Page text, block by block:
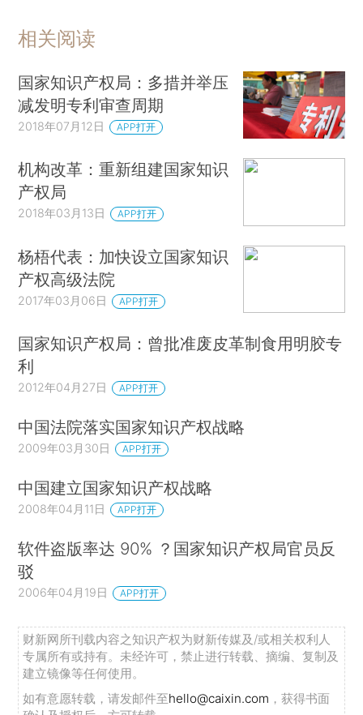
相关阅读
国家知识产权局：多措并举压
减发明专利审查周期
2018年07月12日 APP打开
机构改革：重新组建国家知识
产权局
2018年03月13日 APP打开
杨梧代表：加快设立国家知识
产权高级法院
2017年03月06日 APP打开
国家知识产权局：曾批准废皮革制食用明胶专
利
2012年04月27日 APP打开
中国法院落实国家知识产权战略
2009年03月30日 APP打开
中国建立国家知识产权战略
2008年04月11日 APP打开
软件盗版率达 90% ？国家知识产权局官员反
驳
2006年04月19日 APP打开
财新网所刊载内容之知识产权为财新传媒及/或相关权利人
专属所有或持有。未经许可，禁止进行转载、摘编、复制及
建立镜像等任何使用。
如有意愿转载，请发邮件至hello@caixin.com ，获得书面